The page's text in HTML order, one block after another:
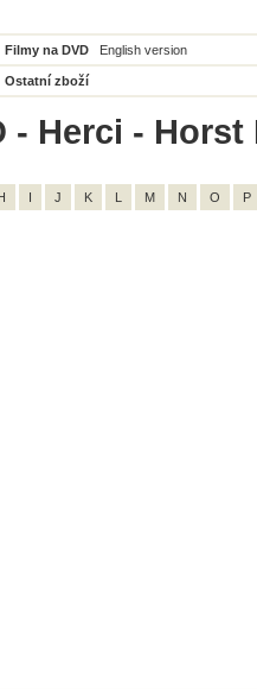
Filmy na DVD English version
Ostatní zboží
- Herci -
I J K L M N O P